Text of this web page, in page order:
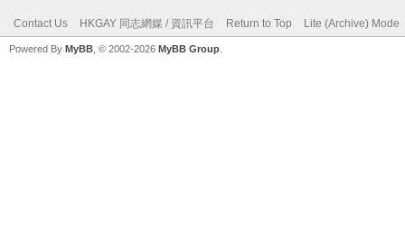
Contact Us HKGAY 同志網媒 / 資訊平台 Return to Top Lite (Archive) Mode
Powered By MyBB , © 2002-2026 MyBB Group